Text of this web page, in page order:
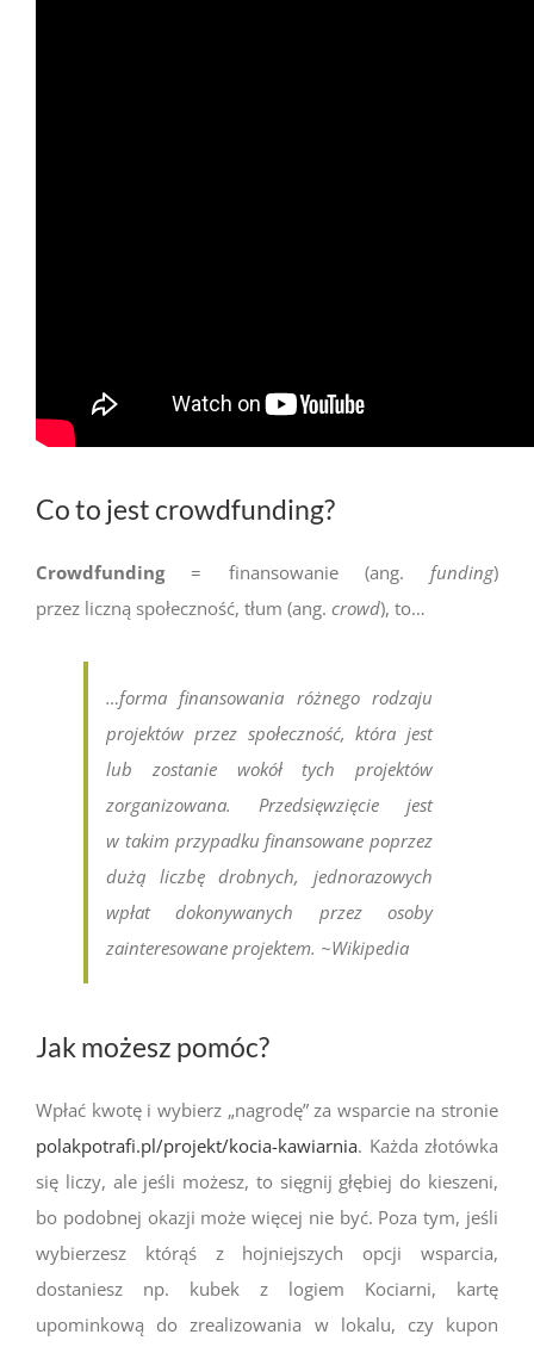
Co to jest crowdfunding?
Crowdfunding= finansowanie (ang. funding)
przez liczną społeczność, tłum (ang. crowd), to…
…forma finansowania różnego rodzaju
projektów przez społeczność, która jest
lub zostanie wokół tych projektów
zorganizowana. Przedsięwzięcie jest
w takim przypadku finansowane poprzez
dużą liczbę drobnych, jednorazowych
wpłat dokonywanych przez osoby
zainteresowane projektem. ~Wikipedia
Jak możesz pomóc?
Wpłać kwotę i wybierz „nagrodę” za wsparcie na stronie
polakpotrafi.pl/projekt/kocia-kawiarnia. Każda złotówka
się liczy, ale jeśli możesz, to sięgnij głębiej do kieszeni,
bo podobnej okazji może więcej nie być. Poza tym, jeśli
wybierzesz którąś z hojniejszych opcji wsparcia,
dostaniesz np. kubek z logiem Kociarni, kartę
upominkową do zrealizowania w lokalu, czy kupon